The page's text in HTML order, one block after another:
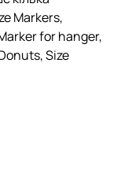
Markers,
for hanger,
Size